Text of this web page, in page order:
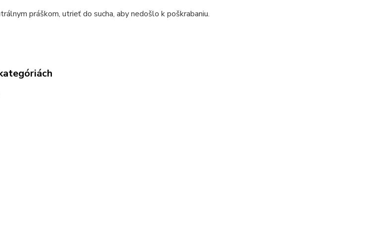
práškom, utrieť do sucha, aby nedošlo k poškrabaniu.